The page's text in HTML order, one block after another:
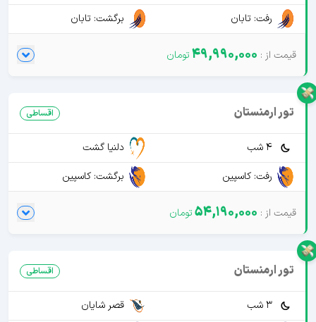
رفت: تابان
برگشت: تابان
49,990,000
تور ارمنستان اقساطی
4 شب
دلنیا گشت
رفت: کاسپین
برگشت: کاسپین
54,190,000
تور ارمنستان اقساطی
3 شب
قصر شایان